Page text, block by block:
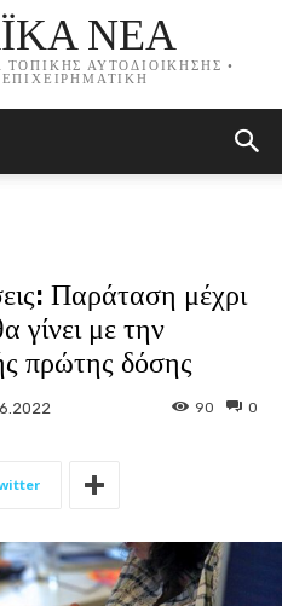
ΝΕΑ
ΑΥΤΟΔΙΟΙΚΗΣΗΣ •
Παράταση μέχρι
γίνει με την
πρώτης δόσης
0
90